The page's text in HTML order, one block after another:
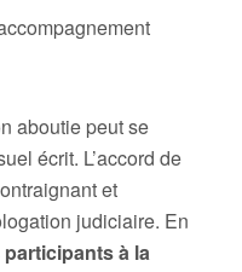
aboutie peut se
écrit. L’accord de
et
judiciaire. En
à la